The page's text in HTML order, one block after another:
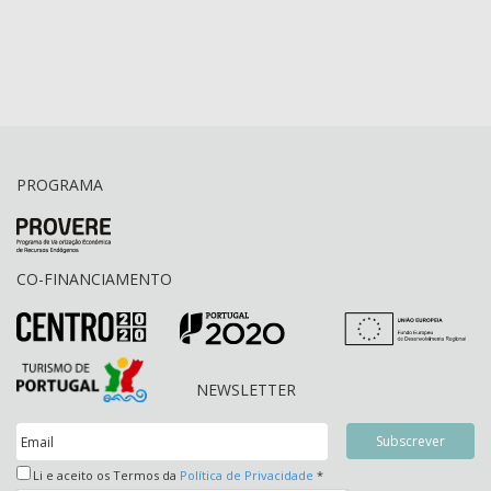
PROGRAMA
CO-FINANCIAMENTO
NEWSLETTER
Li e aceito os Termos da Política de Privacidade *